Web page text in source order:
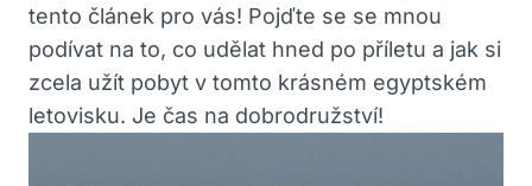
tento článek pro vás! Pojďte se se mnou
podívat na to, co udělat hned po příletu a jak si
zcela užít pobyt v tomto krásném egyptském
letovisku. Je čas na dobrodružství!